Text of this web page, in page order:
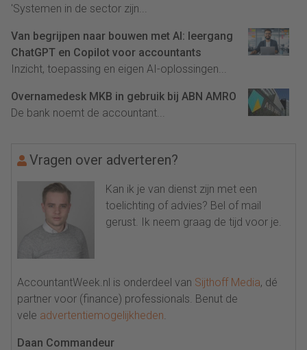
'Systemen in de sector zijn...
Van begrijpen naar bouwen met AI: leergang
ChatGPT en Copilot voor accountants
Inzicht, toepassing en eigen AI-oplossingen...
Overnamedesk MKB in gebruik bij ABN AMRO
De bank noemt de accountant...
Vragen over adverteren?
Kan ik je van dienst zijn met een
toelichting of advies? Bel of mail
gerust. Ik neem graag de tijd voor je.
AccountantWeek.nl is onderdeel van Sijthoff Media, dé
partner voor (finance) professionals. Benut de
vele advertentiemogelijkheden.
Daan Commandeur